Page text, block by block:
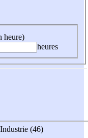
heure)
heures
Industrie (46)